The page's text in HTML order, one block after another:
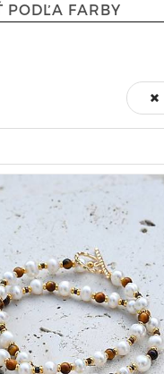
PODĽA FARBY